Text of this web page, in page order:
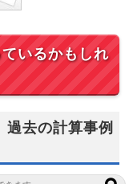
いるかもしれ
去の計算事例